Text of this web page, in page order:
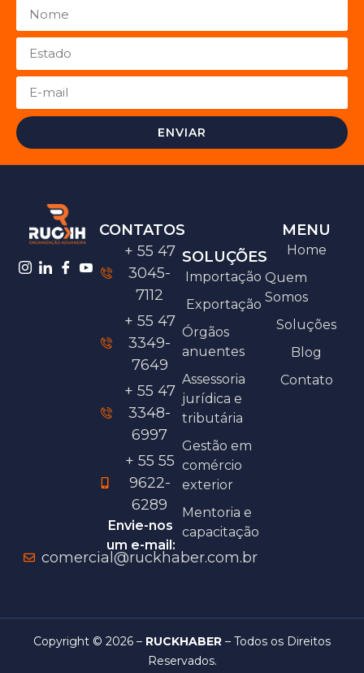
ENVIAR
CONTATOS
+ 55 47
3045-
7112
+ 55 47
3349-
7649
+ 55 47
3348-
6997
+ 55 55
9622-
6289
Envie-nos
um e-mail:
comercial@ruckhaber.com.br
SOLUÇÕES
Importação
Exportação
Órgãos
anuentes
Assessoria
jurídica e
tributária
Gestão em
comércio
exterior
Mentoria e
capacitação
MENU
Home
Quem
Somos
Soluções
Blog
Contato
Copyright © 2026 – RUCKHABER – Todos os Direitos
Reservados.